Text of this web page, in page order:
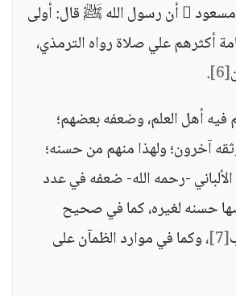
وهكذا حديث ابن مسعود  أن رسول الله ﷺ قال: أولى
أكثرهم علي صلاة رواه الترمذي،
[6]
.
أهل العلم، وضعفه بعضهم؛
آخرون؛ ولهذا منهم من حسنه؛
-رحمه الله- ضعفه في عدد
حسنه لغيره، كما في صحيح
[7] ، وكما في موارد الظمآن على